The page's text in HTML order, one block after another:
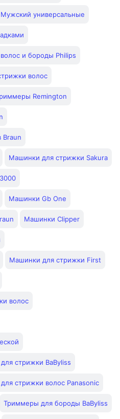
Мужский универсальные
и бороды Philips
волос
Remington
Машинки для стрижки Sakura
Машинки Gb One
Машинки Clipper
Машинки для стрижки First
волос
стрижки BaByliss
стрижки волос Panasonic
Триммеры для бороды BaByliss